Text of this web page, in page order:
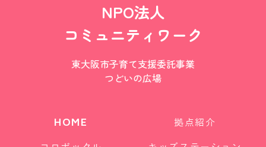
NPO法人
コミュニティワーク
東大阪市子育て支援委託事業
つどいの広場
HOME 拠点紹介